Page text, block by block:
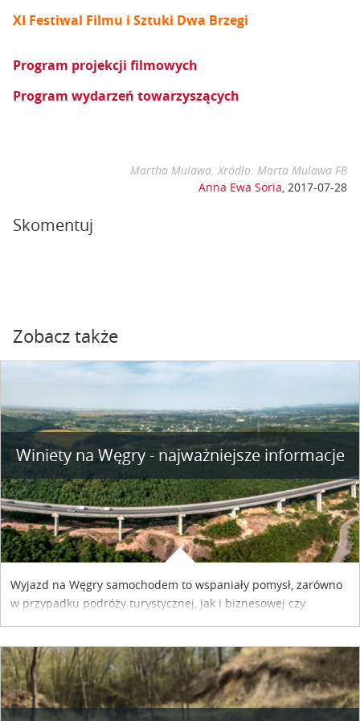
XI Festiwal Filmu i Sztuki Dwa Brzegi
Program projekcji filmowych
Program wydarzeń towarzyszących
Martha Mulawa. Xródło: Marta Mulawa FB
Anna Ewa Soria, 2017-07-28
Skomentuj
Zobacz także
Winiety na Węgry - najważniejsze informacje
Wyjazd na Węgry samochodem to wspaniały pomysł, zarówno
w przypadku podróży turystycznej, jak i biznesowej czy
współpracy reklamowej z Hungary Vignette.